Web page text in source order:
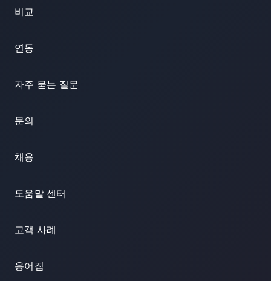
비교
연동
자주 묻는 질문
문의
채용
도움말 센터
고객 사례
용어집